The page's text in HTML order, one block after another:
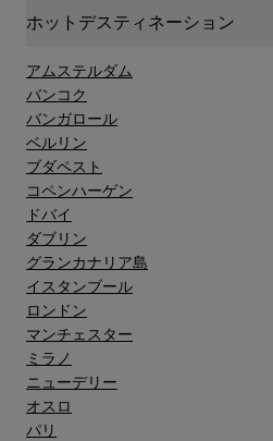
ホットデスティネーション
アムステルダム
バンコク
バンガロール
ベルリン
ブダペスト
コペンハーゲン
ドバイ
ダブリン
グランカナリア島"
イスタンブール
ロンドン
マンチェスター
ミラノ
ニューデリー
オスロ
パリ